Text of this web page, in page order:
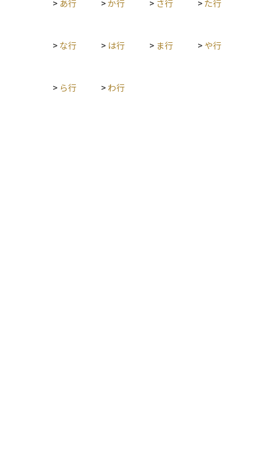
> あ行 >か行 > さ行 > た行
> な行 > は行 > ま行 > や行
> ら行 > わ行